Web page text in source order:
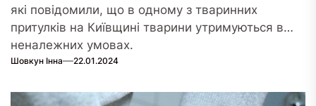
які повідомили, що в одному з тваринних
притулків на Київщині тварини утримуються в
неналежних умовах.
Шовкун Інна 22.01.2024